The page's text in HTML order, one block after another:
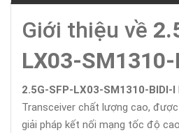
Giới thiệu về
LX03-
2.5G-SFP-LX03-SM1310-BIDI-I
Transceiver chất lượng cao,
giải pháp kết nối mạng tốc độ